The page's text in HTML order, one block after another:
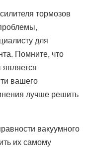
тормозов
для
Помните, что
вашего
лучше решить
вакуумного
их самому